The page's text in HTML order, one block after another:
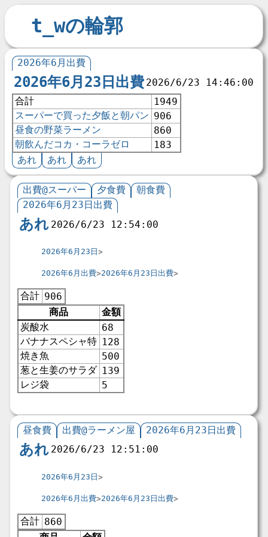
t_wの輪郭
2026年6月出費
2026年6月23日出費 2026/6/23 14:46:00
合計
1949
スーパーで買った夕飯と朝パン 906
昼食の野菜ラーメン
860
朝飲んだコカ・コーラゼロ
183
あれ
あれ あれ
出費@スーパー 夕食費
朝食費
2026年6月23日出費
あれ 2026/6/23 12:54:00
2026年6月23日
2026年6月出費 2026年6月23日出費
合計 906
商品
金額
炭酸水
68
バナナスペシャ特 128
焼き魚
500
葱と生姜のサラダ 139
レジ袋
5
昼食費 出費@ラーメン屋 2026年6月23日出費
あれ 2026/6/23 12:51:00
2026年6月23日
2026年6月出費 2026年6月23日出費
合計 860